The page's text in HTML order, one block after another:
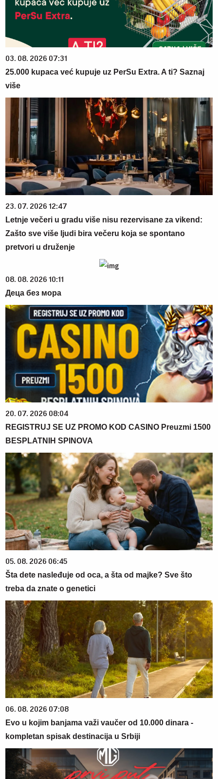
03. 08. 2026 07:31
25.000 kupaca već kupuje uz PerSu Extra. A ti? Saznaj
više
23. 07. 2026 12:47
Letnje večeri u gradu više nisu rezervisane za vikend:
Zašto sve više ljudi bira večeru koja se spontano
pretvori u druženje
08. 08. 2026 10:11
Деца без мора
20. 07. 2026 08:04
REGISTRUJ SE UZ PROMO KOD CASINO Preuzmi 1500
BESPLATNIH SPINOVA
05. 08. 2026 06:45
Šta dete nasleđuje od oca, a šta od majke? Sve što
treba da znate o genetici
06. 08. 2026 07:08
Evo u kojim banjama važi vaučer od 10.000 dinara -
kompletan spisak destinacija u Srbiji